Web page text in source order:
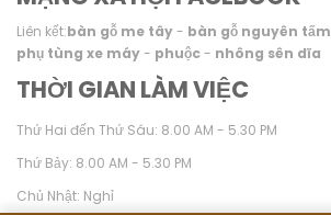
Liên kết:bàn gỗ me tây- bàn gỗ nguyên tấm
phụ tùng xe máy- phuộc- nhông sên dĩa
THỜI GIAN LÀM VIỆC
Thứ Hai đến Thứ Sáu: 8.00 AM - 5.30 PM
Thứ Bảy: 8.00 AM - 5.30 PM
Chủ Nhật: Nghỉ